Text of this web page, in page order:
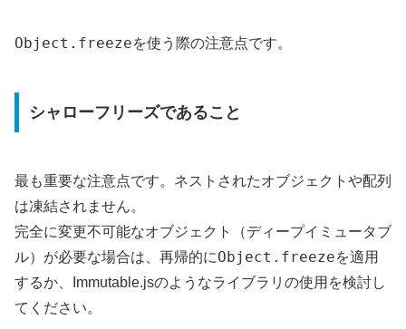
Object.freezeを使う際の注意点です。
シャローフリーズであること
最も重要な注意点です。ネストされたオブジェクトや配列
は凍結されません。
完全に変更不可能なオブジェクト（ディープイミュータブ
ル）が必要な場合は、再帰的にObject.freezeを適用
するか、Immutable.jsのようなライブラリの使用を検討し
てください。